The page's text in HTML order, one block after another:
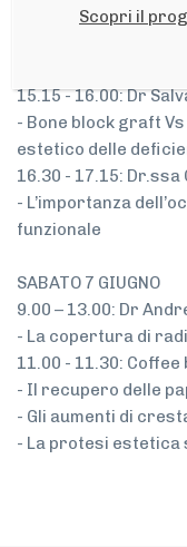
14.30 - 15.15:
15.15 - 16.00: Dr
- Bone block graft
estetico delle
16.30 - 17.15: Dr.ssa
- L’importanza
funzionale
SABATO 7 GIUGNO
9.00 – 13.00: Dr
- La copertura di
11.00 - 11.30: Coffee
- Il recupero delle
- Gli aumenti di
- La protesi estetica
Scopri il